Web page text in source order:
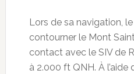
Lors de sa navigation,
contourner le Mont
contact avec le SIV de
à 2.000 ft QNH. À l’aide